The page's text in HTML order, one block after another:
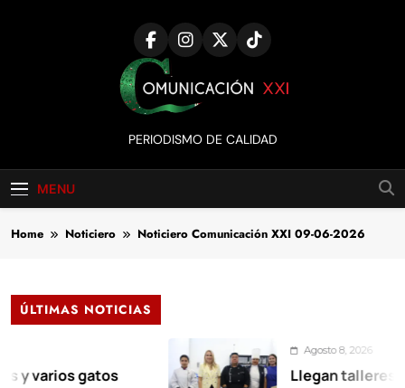
Comunicación
XXI
PERIODISMO DE CALIDAD
MENU
Home Noticiero Noticiero Comunicación XXI 09-06-2026
ÚLTIMAS NOTICIAS
gatos
Agosto 8, 2026
Llegan talleres de